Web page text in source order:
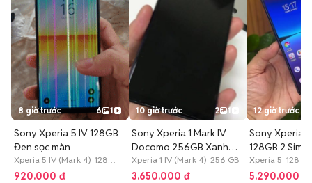
8 giờ trước 6 1
Sony Xperia 5 IV 128GB
Đen sọc màn
Xperia 5 IV (Mark 4) 128
GB Hết bảo hành
920.000 đ
10 giờ trước 2 1
Sony Xperia 1 Mark IV
Docomo 256GB Xanh
Đen
Xperia 1 IV (Mark 4) 256 GB
3.650.000 đ
12 giờ trước
Sony Xperia
128GB 2 Sim
Gen 1
Xperia 5 128
5.290.000 đ